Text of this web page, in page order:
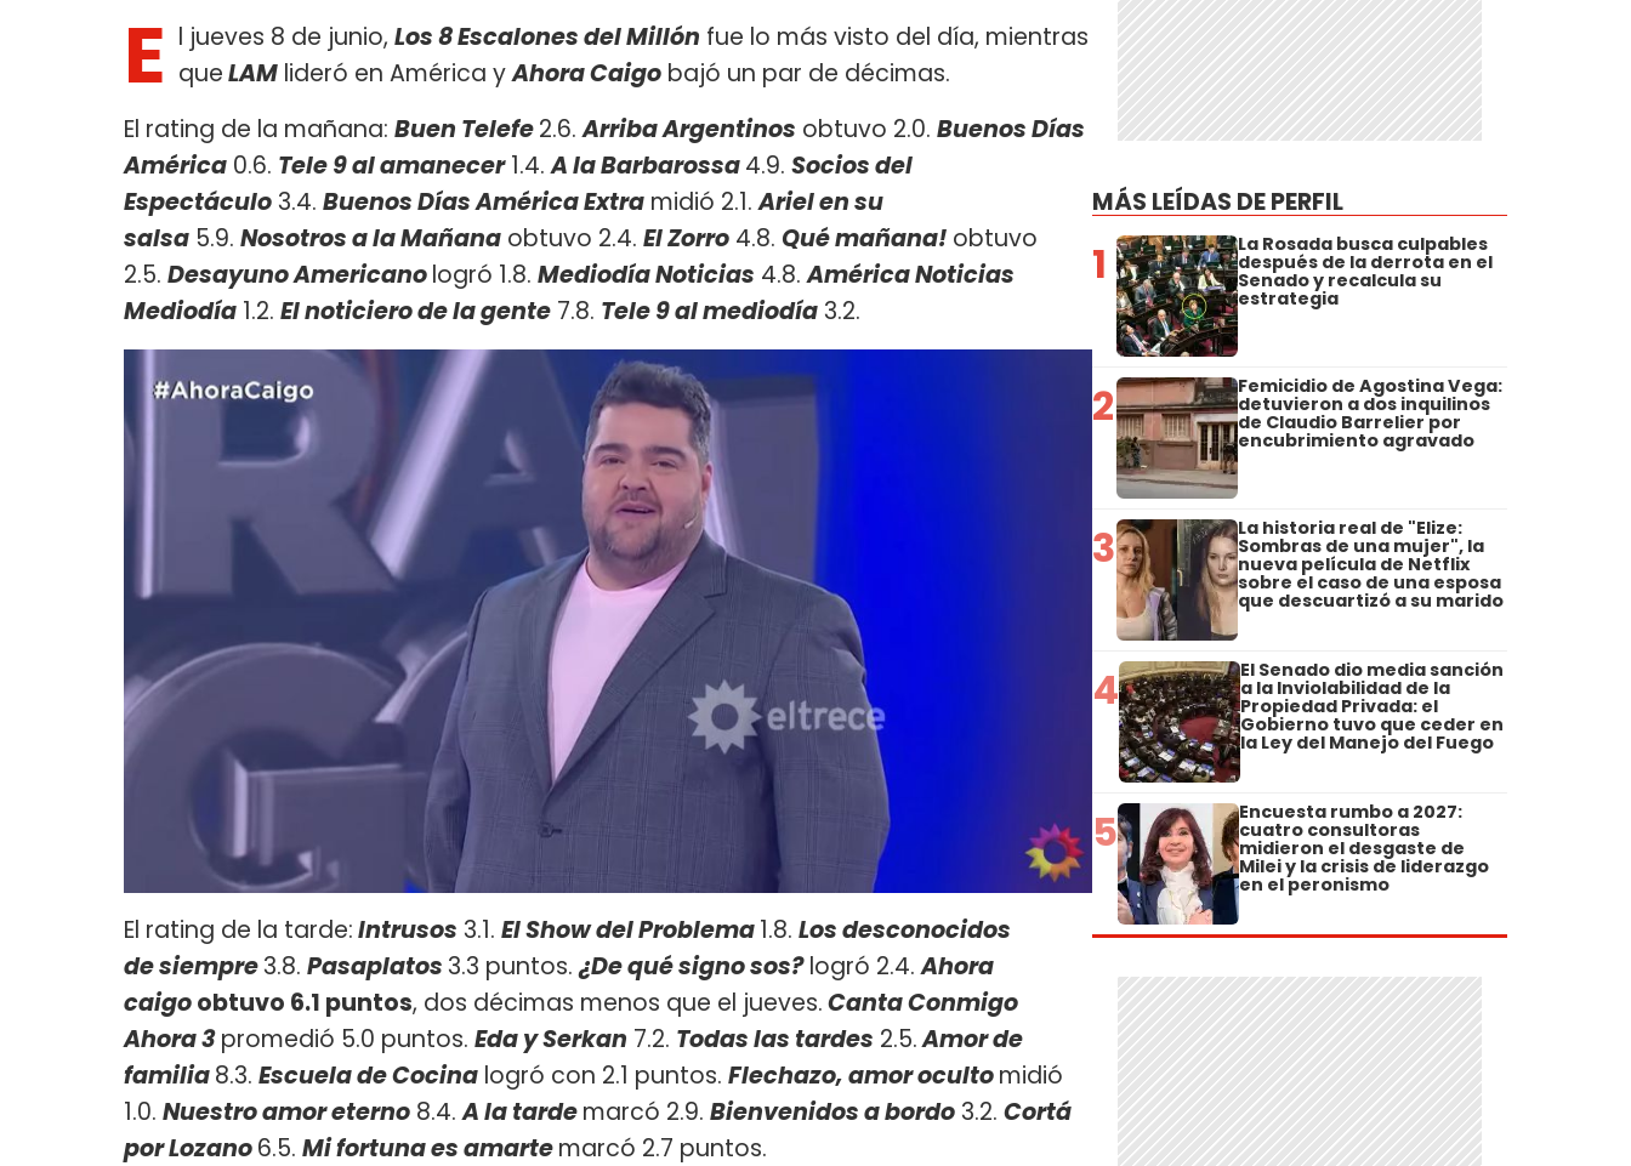
E l jueves 8 de junio, Los 8 Escalones del Millón fue lo más visto del día, mientras
queLAM lideró en América yAhora Caigo bajó un par de décimas.
El rating de la mañana: Buen Telefe2.6.Arriba Argentinos obtuvo 2.0. Buenos Días
América 0.6. Tele 9 al amanecer1.4.A la Barbarossa4.9. Socios del
Espectáculo 3.4. Buenos Días América Extra midió 2.1.Ariel en su
salsa 5.9. Nosotros a la Mañana obtuvo 2.4. El Zorro 4.8. Qué mañana! obtuvo
2.5. Desayuno Americanologró 1.8. Mediodía Noticias 4.8.América Noticias
Mediodía 1.2. El noticiero de la gente 7.8. Tele 9 al mediodía 3.2.
El rating de la tarde:Intrusos 3.1. El Show del Problema1.8. Los desconocidos
desiempre3.8. Pasaplatos 3.3 puntos.¿De qué signo sos?logró 2.4.Ahora
caigoobtuvo 6.1 puntos, dos décimas menos que el jueves.Canta Conmigo
Ahora 3promedió 5.0 puntos. Eda y Serkan 7.2. Todas las tardes 2.5.Amor de
familia8.3. Escuela de Cocina logró con 2.1 puntos. Flechazo, amor ocultomidió
1.0. Nuestro amor eterno 8.4.A la tardemarcó 2.9. Bienvenidos a bordo 3.2. Cortá
por Lozano6.5. Mi fortuna es amartemarcó 2.7 puntos.
MÁS LEÍDAS DE PERFIL
1 La Rosada busca culpables
después de la derrota en el
Senado y recalcula su
estrategia
2 Femicidio de Agostina Vega:
detuvieron a dos inquilinos
de Claudio Barrelier por
encubrimiento agravado
3 La historia real de "Elize:
Sombras de una mujer", la
nueva película de Netflix
sobre el caso de una esposa
que descuartizó a su marido
4 El Senado dio media sanción
a la Inviolabilidad de la
Propiedad Privada: el
Gobierno tuvo que ceder en
la Ley del Manejo del Fuego
5 Encuesta rumbo a 2027:
cuatro consultoras
midieron el desgaste de
Milei y la crisis de liderazgo
en el peronismo